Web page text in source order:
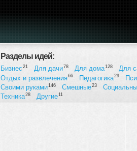
Разделы идей:
Бизнес 21 Для дачи78 Для дома128 Для
Отдых и развлечения66 Педагогика29
Своими руками146 Смешные23
Техника28 Другие 11